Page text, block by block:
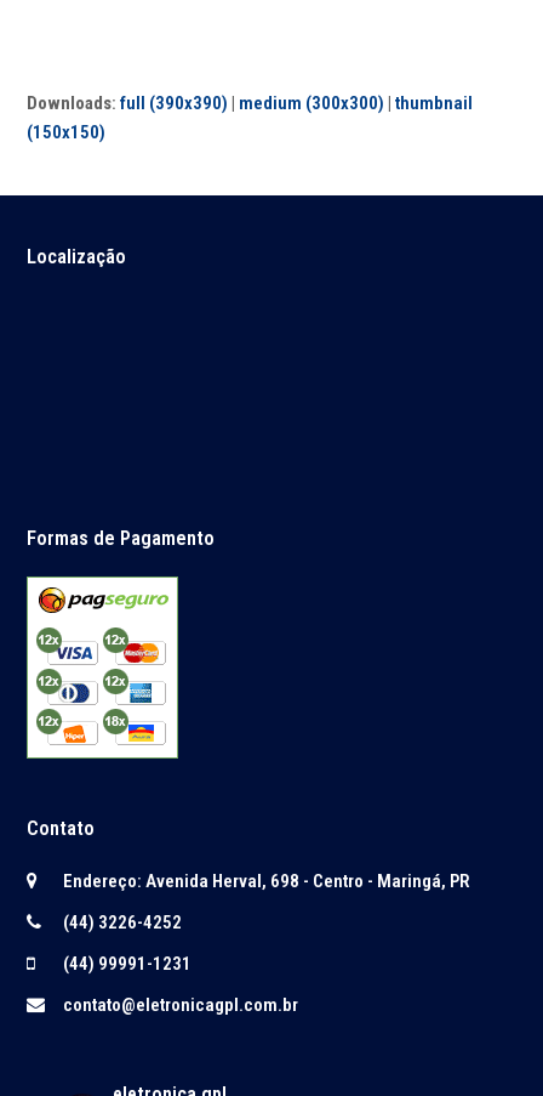
Downloads:full (390x390) | medium (300x300) |thumbnail
(150x150)
Localização
Formas de Pagamento
Contato
Endereço: Avenida Herval, 698 - Centro - Maringá, PR
(44) 3226-4252
(44) 99991-1231
contato@eletronicagpl.com.br